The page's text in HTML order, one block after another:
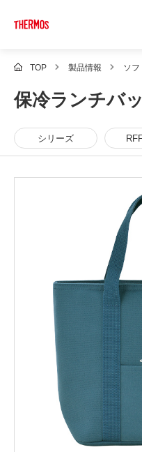
TOP 製品情報 ソ
保冷ランチバ
シリーズ